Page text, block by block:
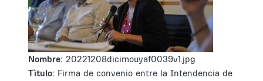
Nombre: 20221208dicimouyaf0039v1.jpg
Tìtulo: Firma de convenio entre la Intendencia de